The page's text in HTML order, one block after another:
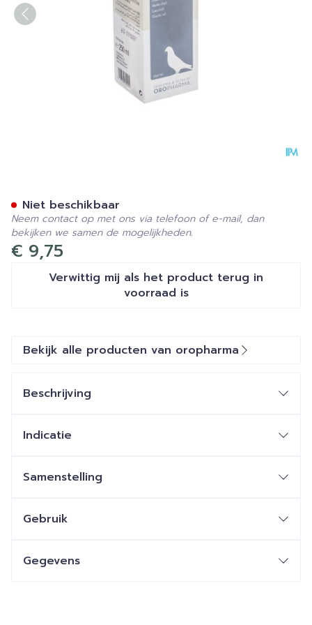
€ 9,75
Verwittig mij als het product terug in
voorraad is
Niet beschikbaar
Neem contact op met ons via telefoon of e-mail, dan
bekijken we samen de mogelijkheden.
Bekijk alle producten van oropharma
Beschrijving
Indicatie
Samenstelling
Gebruik
Gegevens